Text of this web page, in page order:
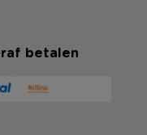
betalen